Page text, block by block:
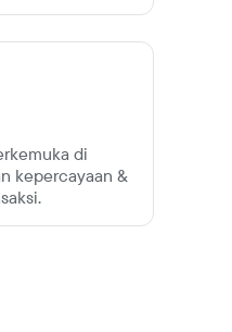
di
kepercayaan &